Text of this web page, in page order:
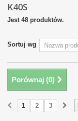
K40S
Jest 48 produktów.
Sortuj wg
Porównaj (0)
1 2 3